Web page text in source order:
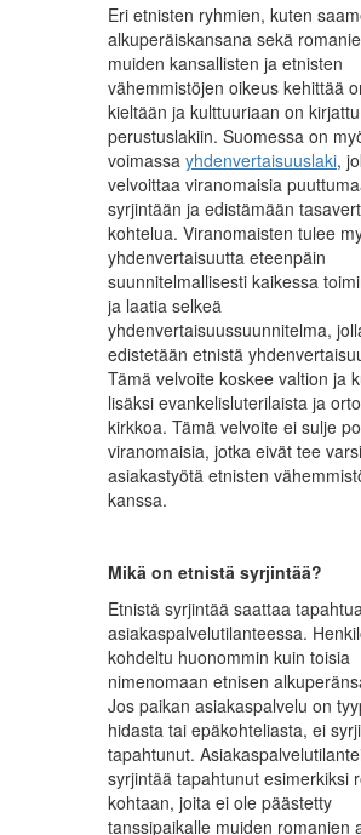
Eri etnisten ryhmien, kuten
alkuperäiskansana sekä
muiden kansallisten ja etnisten
vähemmistöjen oikeus kehittää
kieltään ja kulttuuriaan on kirjattu
perustuslakiin. Suomessa on
voimassa yhdenvertaisuuslaki,
velvoittaa viranomaisia
syrjintään ja edistämään
kohtelua. Viranomaisten tulee
yhdenvertaisuutta eteenpäin
suunnitelmallisesti kaikessa
ja laatia selkeä
yhdenvertaisuussuunnitelma,
edistetään etnistä
Tämä velvoite koskee valtion ja
lisäksi evankelisluterilaista ja
kirkkoa. Tämä velvoite ei sulje
viranomaisia, jotka eivät tee
asiakastyötä etnisten
kanssa.
Mikä on etnistä syrjintää?
Etnistä syrjintää saattaa tapahtua
asiakaspalvelutilanteessa.
kohdeltu huonommin kuin toisia
nimenomaan etnisen
Jos paikan asiakaspalvelu on
hidasta tai epäkohteliasta, ei
tapahtunut.
syrjintää tapahtunut esimerkiksi
kohtaan, joita ei ole päästetty
tanssipaikalle muiden romanien